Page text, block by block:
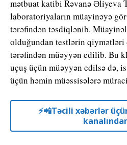
mətbuat katibi Rəvanə Əliyeva
laboratoriyaların müayinəyə
tərəfindən təsdiqlənib.
olduğundan testlərin qiymətləri
tərəfindən müəyyən edilib. Bu
uçuş üçün müəyyən edilsə də,
üçün həmin müəssisələrə
⚡️📲Təcili xəbərlər